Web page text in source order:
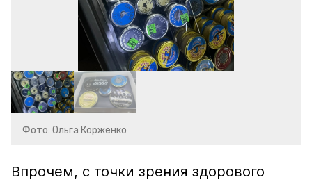
Фото: Ольга Корженко
Впрочем, с точки зрения здорового